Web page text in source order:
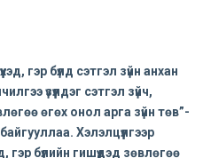
гэр бүлд сэтгэл зүйн анхан
үзүүлдэг сэтгэл зүйч,
өгөх онол арга зүйн төв”-
Хэлэлцүүлгээр
гэр бүлийн гишүүдэд зөвлөгөө